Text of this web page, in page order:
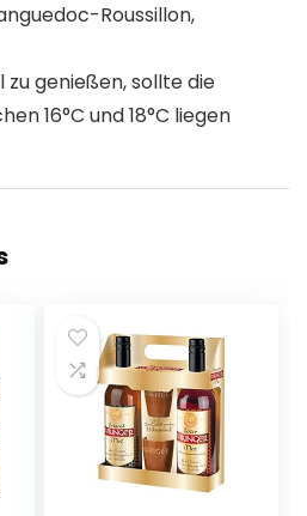
Roussillon,
zu genießen, sollte die
16°C und 18°C liegen